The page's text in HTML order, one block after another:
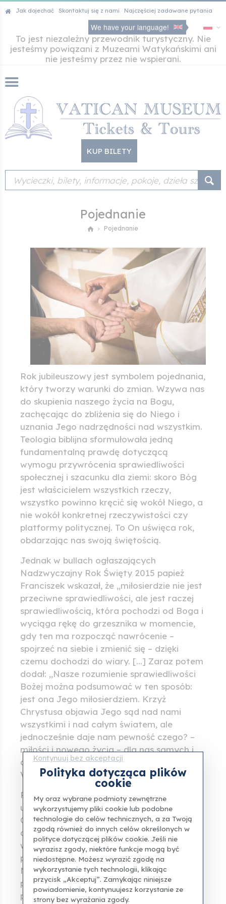
Jak dojechać Skontaktuj się z nami Najczęściej zadawane pytania
We have your language!
To jest niezależny przewodnik turystyczny. Nie
jesteśmy powiązani z Muzeami Watykańskimi ani
nie jesteśmy przez nie wspierani.
KUP BILETY
Pojednanie
Pojednanie
Rok jubileuszowy jest symbolem pojednania,
który tworzy warunki do zmian. Wzywa nas
do skupienia naszego życia na Bogu,
zachęcając do zbliżenia się do Niego i
uznania Jego nadrzędności nad wszystkim.
Teologia biblijna sformułowała jedną
fundamentalną prawdę dotyczącą
wymogu przywrócenia sprawiedliwości
społecznej i szacunku dla ziemi: skoro Bóg
jest właścicielem wszystkich rzeczy,
wszystko powinno kręcić się wokół Niego, a
nie wokół konkretnej rzeczywistości czy
platformy politycznej. To On uświęca rok,
obdarzając nas swoją świętością.
Jednak w bullach ogłaszających
Nadzwyczajny Rok Święty 2015 papież
Franciszek wskazał, że „miłosierdzie nie jest
przeciwne sprawiedliwości, ale jest raczej
sprawiedliwością, która pochodzi od Boga i
wyciąga rękę do grzesznika w momencie,
gdy ten ma rozpocząć nawrócenie –
spojrzeć na siebie i zmienić się – dzięki
czemu dochodzi do wiary. [...] Zaraz potem
dodał: „Nasze rozumienie sprawiedliwości
Bożej można podsumować w ten sposób:
jest ona Jego miłosierdziem. Krzyż
Chrystusa objawia Jego sąd nad nami
wszystkimi i nad całym światem, ale
jednocześnie daje nam pewność czego? –
miłości i nowego życia – dla nas samych i
dla każdego człowieka” (Misericordiae
Vultus, 21).
Praktyczne pojednanie polega na
uczestnictwie w sakramencie pojednania.
Oznacza to, że należy skorzystać z okazji,
aby na nowo odkryć, czym jest spowiedź, a
w zamian za spowiedź – jak Bóg wyraźnie
przekazuje nam przesłanie przebaczenia.
Niektóre kościoły jubileuszowe są otwarte
przez całą dobę. Aby przygotować się do
przyjęcia sakramentu, można skorzystać z
Kontynuuj bez akceptacji
Polityka dotycząca plików
cookie
My oraz wybrane podmioty zewnętrzne
wykorzystujemy pliki cookie lub podobne
technologie do celów technicznych, a za Twoją
zgodą również do innych celów określonych w
polityce dotyczącej plików cookie. Jeśli nie
wyrazisz zgody, niektóre funkcje mogą być
niedostępne. Możesz wyrazić zgodę na
wykorzystanie tych technologii, klikając
przycisk „Akceptuj”. Zamykając niniejsze
powiadomienie, kontynuujesz korzystanie ze
strony bez wyrażania zgody.